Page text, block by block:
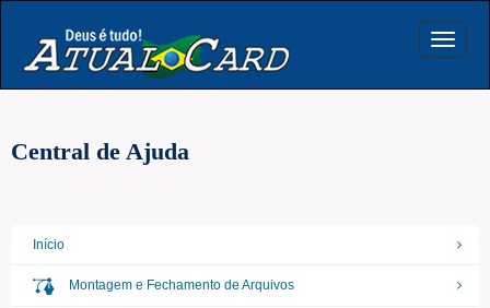
Toggle
Central de Ajuda
Início
Montagem e Fechamento de Arquivos